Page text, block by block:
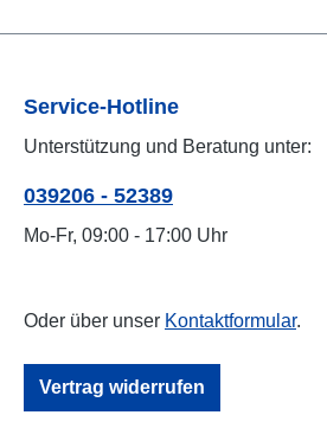
Service-Hotline
Unterstützung und Beratung unter:
039206 - 52389
Mo-Fr, 09:00 - 17:00 Uhr
Oder über unser Kontaktformular.
Vertrag widerrufen